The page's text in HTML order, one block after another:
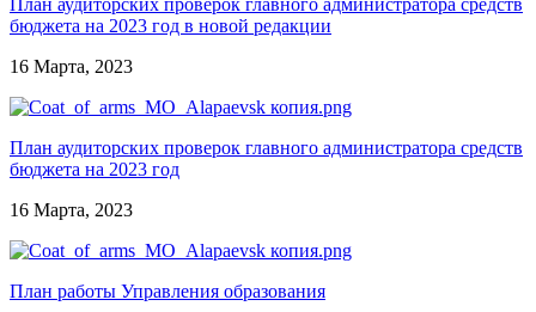
бюджета на 2023 год в новой редакции
16 Марта, 2023
План аудиторских проверок главного администратора средств
бюджета на 2023 год
16 Марта, 2023
План работы Управления образования